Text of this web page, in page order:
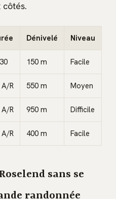
Dénivelé Niveau
150 m Facile
A/R 550 m Moyen
R 950 m Difficile
R 400 m Facile
sans se
randonnée